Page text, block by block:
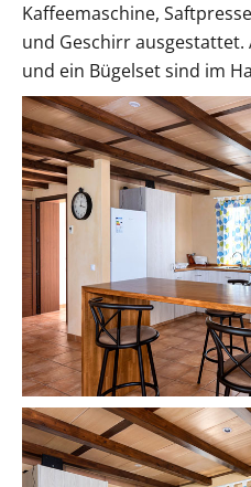
Kaffeemaschine,
und Geschirr ausgestattet.
und ein Bügelset sind im